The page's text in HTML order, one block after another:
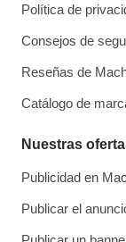
Política de
Consejos de
Reseñas de
Catálogo de
Nuestras
Publicidad en
Publicar el